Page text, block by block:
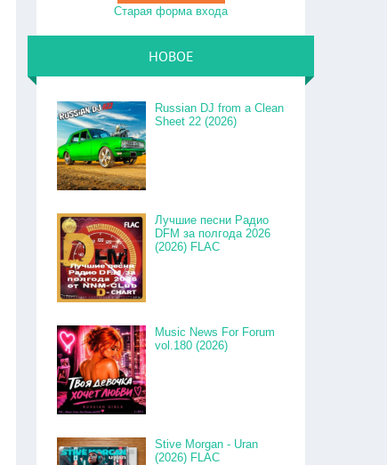
Старая форма входа
НОВОЕ
Russian DJ from a Clean
Sheet 22 (2026)
Лучшие песни Радио
DFM за полгода 2026
(2026) FLAC
Music News For Forum
vol.180 (2026)
Stive Morgan - Uran
(2026) FLAC